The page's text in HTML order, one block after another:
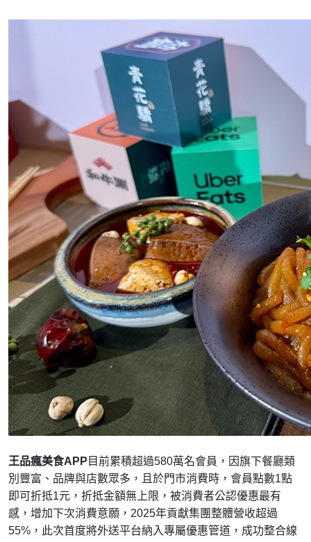
王品瘋美食APP 目前累積超過580萬名會員，因旗下餐廳類
別豐富、品牌與店數眾多，且於門市消費時，會員點數1點
即可折抵1元，折抵金額無上限，被消費者公認優惠最有
感，增加下次消費意願，2025年貢獻集團整體營收超過
55%，此次首度將外送平台納入專屬優惠管道，成功整合線